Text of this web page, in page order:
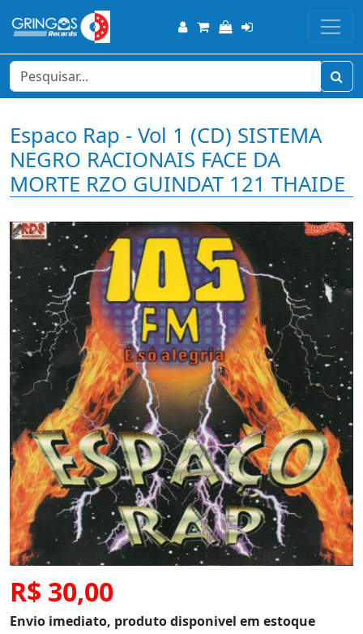
Espaco Rap - Vol 1 (CD) SISTEMA
NEGRO RACIONAIS FACE DA
MORTE RZO GUINDAT 121 THAIDE
R$ 30,00
Envio imediato, produto disponivel em estoque